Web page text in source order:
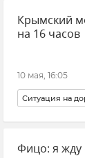
Новости Крыма
Крымский
на 16 часов
10 мая, 16:05
Ситуация на
Очереди на
Новости Крыма
Фицо: я жду